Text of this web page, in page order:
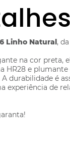
Linho Natural,
na cor
HR28 e
durabilidade é
experiência de